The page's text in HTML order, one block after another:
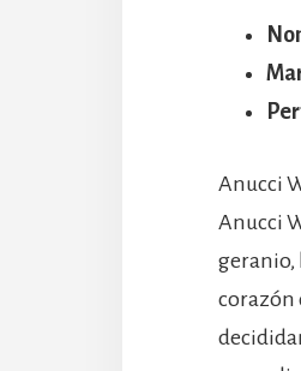
Anucci
Anucci
geranio,
corazón